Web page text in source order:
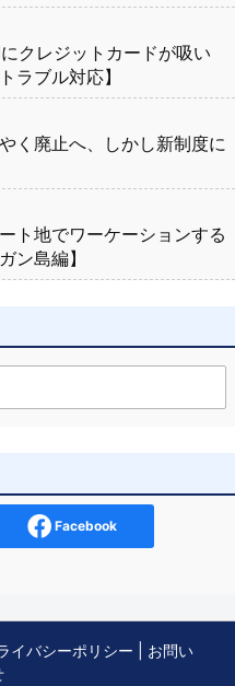
クレジットカードが吸い
ラブル対応】
く廃止へ、しかし新制度に
ト地でワーケーションする
ン島編】
Facebook
イバシーポリシー
お問い